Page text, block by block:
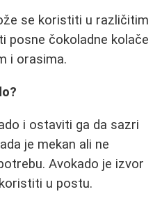
se koristiti u različitim
posne čokoladne kolače
i orasima.
i ostaviti ga da sazri
je mekan ali ne
Avokado je izvor
u postu.